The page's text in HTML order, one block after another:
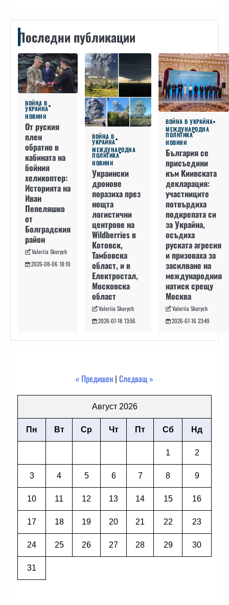
Последни публикации
ВОЙНА В
УКРАЙНА
НОВИНИ
От руския
плен
обратно в
кабината на
бойния
хеликоптер:
Историята на
Иван
Пепеляшко
от
Болградския
район
Valeriia Skorych
2026-08-06 18:10
ВОЙНА В
УКРАЙНА
МЕЖДУНАРОДНА
ПОЛИТИКА
НОВИНИ
Украински
дронове
поразиха през
нощта
логистични
центрове на
Wildberries в
Котовск,
Тамбовска
област, и в
Електростал,
Московска
област
Valeriia Skorych
2026-07-18 13:56
ВОЙНА В УКРАЙНА
МЕЖДУНАРОДНА
ПОЛИТИКА
НОВИНИ
България се
присъедини
към Киивската
декларация:
участниците
потвърдиха
подкрепата си
за Украйна,
осъдиха
руската агресия
и призоваха за
засилване на
международния
натиск срещу
Москва
Valeriia Skorych
2026-07-16 23:49
« Предишен | Следващ »
Август 2026
Пн Вт Ср Чт Пт Сб Нд
1 2
3 4 5 6 7 8 9
10 11 12 13 14 15 16
17 18 19 20 21 22 23
24 25 26 27 28 29 30
31